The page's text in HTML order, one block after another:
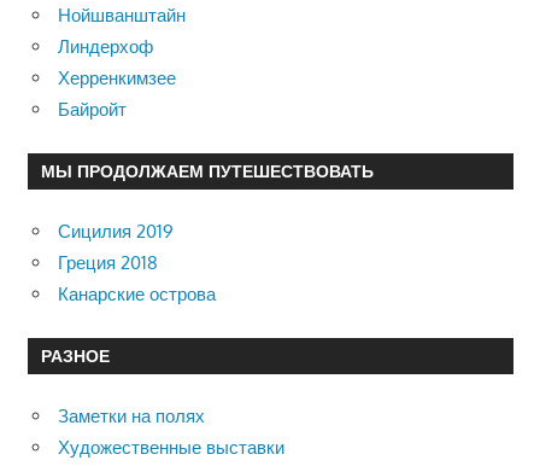
Нойшванштайн
Линдерхоф
Херренкимзее
Байройт
МЫ ПРОДОЛЖАЕМ ПУТЕШЕСТВОВАТЬ
Сицилия 2019
Греция 2018
Канарские острова
РАЗНОЕ
Заметки на полях
Художественные выставки